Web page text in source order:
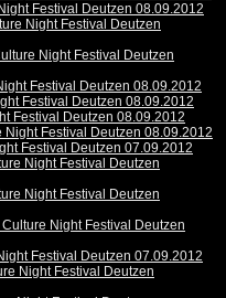
Festival Deutzen 08.09.2012
Night Festival Deutzen
Night Festival Deutzen
Festival Deutzen 08.09.2012
Festival Deutzen 08.09.2012
Festival Deutzen 08.09.2012
Festival Deutzen 08.09.2012
Festival Deutzen 07.09.2012
Night Festival Deutzen
Night Festival Deutzen
Night Festival Deutzen
Festival Deutzen 07.09.2012
Night Festival Deutzen